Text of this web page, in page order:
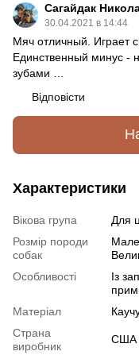
Сагайдак
30.04.2021 в 14:44
Мяч отличный. Играет
Единственный минус -
зубами …
Відповісти
Характеристики
Вікова група
Для
Розмір породи
собак
Особливості
Із
Матеріал
Страна
виробник
США